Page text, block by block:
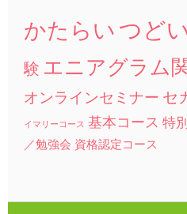
かたらい つど
験 エニアグラム
オンラインセミナー セ
イマリーコース 基本コース 特
／勉強会 資格認定コース